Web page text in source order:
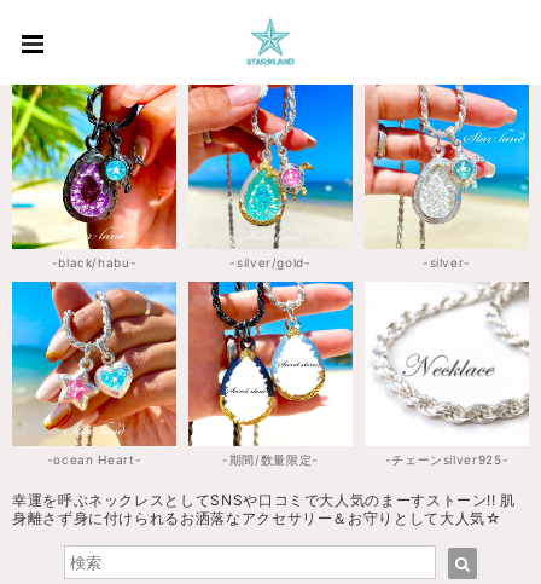
-black/habu- -silver/gold- -silver-
-ocean Heart- -期間/数量限定- -チェーンsilver925-
幸運を呼ぶネックレスとしてSNSや口コミで大人気のまーすストーン!! 肌
身離さず身に付けられるお洒落なアクセサリー＆お守りとして大人気☆